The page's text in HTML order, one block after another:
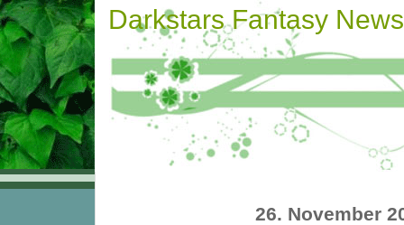
Darkstars Fantasy News
26. November